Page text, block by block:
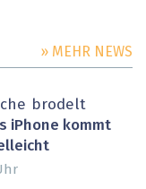
» MEHR NEWS
brodelt
iPhone kommt